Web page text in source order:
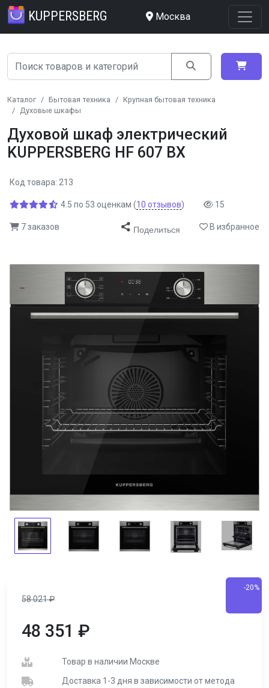
KUPPERSBERG Москва
Каталог Бытовая техника
Крупная бытовая техника
Духовые шкафы
Духовой шкаф электрический
KUPPERSBERG HF 607 BX
Код товара: 213
4.5 по 53 оценкам (10 отзывов) 15
7 заказов Поделиться В избранное
58 021₽
-20%
48 351 ₽
Товар в наличии Москве
Доставка 1-3 дня в зависимости от метода